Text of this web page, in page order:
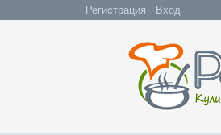
Регистрация Вход